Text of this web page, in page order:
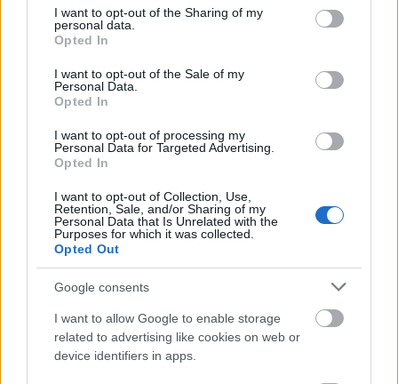
not limited to your visit or usage behaviour. You may click to
grant or deny consent to Google and its third-party tags to
use your data for below specified purposes in below Google
consent section.
I want to opt-out of the Sharing of my
personal data.
Opted In
I want to opt-out of the Sale of my
Personal Data.
Opted In
I want to opt-out of processing my
Personal Data for Targeted Advertising.
Opted In
I want to opt-out of Collection, Use,
Retention, Sale, and/or Sharing of my
Personal Data that Is Unrelated with the
Purposes for which it was collected.
Opted Out
Google consents
I want to allow Google to enable storage
related to advertising like cookies on web or
device identifiers in apps.
László)
Az előadás után a kávézóban az alkotók
beszélgetést kezdeményeznek a nézőkkel. A
beszélgetést Tóth Szabolcs, a Tilos Rádió
műsorvezetője moderálja, mindenkit
szeretettel várnak.
Timothy and the Things
Schrödingerre várva
Trafó
2017. január 22. 20:00